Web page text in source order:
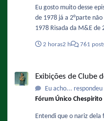
Eu gosto muito desse
de 1978 já a 2°parte
1978 Risada da M&E de
2 horas2 h 761
Exibições de Clube
Eu acho...
Fórum Único Chespirito
Entendi que o nariz dela